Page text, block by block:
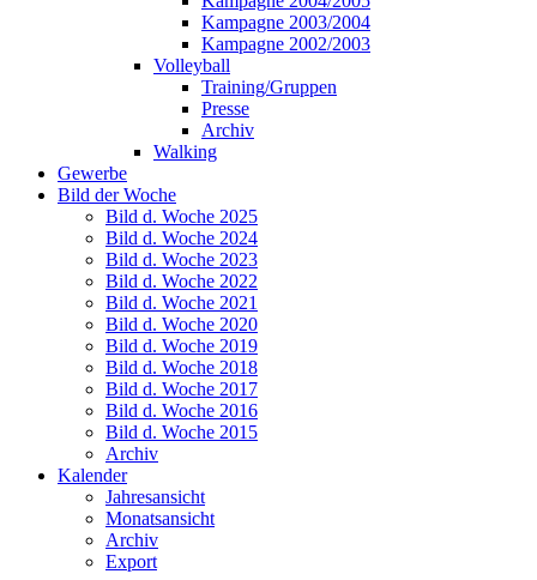
Kampagne 2003/2004
Kampagne 2002/2003
Volleyball
Training/Gruppen
Presse
Archiv
Walking
Gewerbe
Bild der Woche
Bild d. Woche 2025
Bild d. Woche 2024
Bild d. Woche 2023
Bild d. Woche 2022
Bild d. Woche 2021
Bild d. Woche 2020
Bild d. Woche 2019
Bild d. Woche 2018
Bild d. Woche 2017
Bild d. Woche 2016
Bild d. Woche 2015
Archiv
Kalender
Jahresansicht
Monatsansicht
Archiv
Export